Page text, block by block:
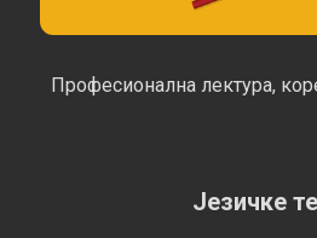
Професионална лектура,
Језичке